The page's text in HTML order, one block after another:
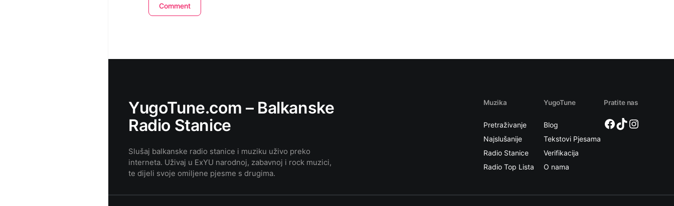
YugoTune.com – Balkanske
Radio Stanice
Slušaj balkanske radio stanice i muziku uživo preko
interneta. Uživaj u ExYU narodnoj, zabavnoj i rock muzici,
te dijeli svoje omiljene pjesme s drugima.
Muzika
Pretraživanje
Najslušanije
Radio Stanice
Radio Top Lista
YugoTune
Blog
Tekstovi Pjesama
Verifikacija
O nama
Pratite nas
Facebook TikTok Instagram